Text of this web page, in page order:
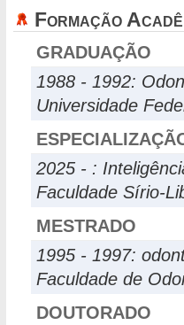
Formação
GRADUAÇÃO
1988 - 1992:
Universidade
2025 - :
Faculdade Sírio-
MESTRADO
1995 - 1997:
Faculdade de
DOUTORADO